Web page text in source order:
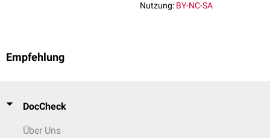
Nutzung: BY-NC-SA
Empfehlung
DocCheck
Über Uns